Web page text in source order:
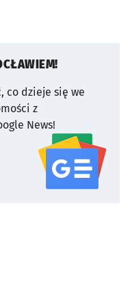
co dzieje się we
z
News!
serwisu